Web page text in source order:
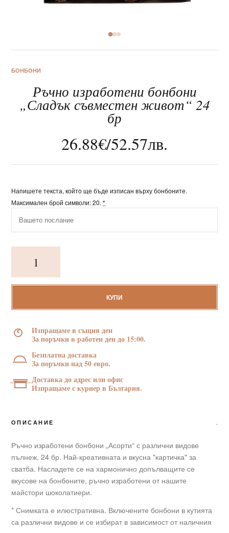
За нас
Клиентско обслужване
Корпоративни подаръци
БОНБОНИ
Ръчно изработени бонбони
„Сладък съвместен живот“ 24
бр
26.88€/52.57лв.
Напишете текста, който ще бъде изписан върху бонбоните.
Максимален брой символи: 20. *
Ръчно
изработени
"Сладък
живот"
бр
КУПИ
Изпращаме в същия ден
За поръчки в работен ден до 15:00.
Безплатна доставка
За поръчки над 50 евро.
Доставка до адрес или офис
Изпращаме с куриер в България.
ОПИСАНИЕ
Ръчно изработени бонбони „Асорти“ с различни видове
пълнеж, 24 бр. Най-креативната и вкусна "картичка" за
сватба. Насладете се на хармонично допълващите се
вкусове на бонбоните, ръчно изработени от нашите
майстори шоколатиери.
* Снимката е илюстративна. Включените бонбони в кутията
са различни видове и се избират в зависимост от наличния